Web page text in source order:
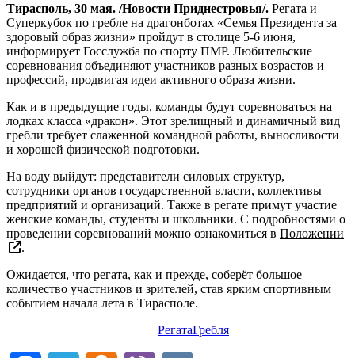
Тирасполь, 30 мая. /Новости Приднестровья/. Регата и
Суперкубок по гребле на драгонботах «Семья Президента за
здоровый образ жизни» пройдут в столице 5-6 июня,
информирует Госслужба по спорту ПМР. Любительские
соревнования объединяют участников разных возрастов и
профессий, продвигая идеи активного образа жизни.
Как и в предыдущие годы, команды будут соревноваться на
лодках класса «дракон». Этот зрелищный и динамичный вид
гребли требует слаженной командной работы, выносливости
и хорошей физической подготовки.
На воду выйдут: представители силовых структур,
сотрудники органов государственной власти, коллективы
предприятий и организаций. Также в регате примут участие
женские команды, студенты и школьники. С подробностями о
проведении соревнований можно ознакомиться в Положении
.
Ожидается, что регата, как и прежде, соберёт большое
количество участников и зрителей, став ярким спортивным
событием начала лета в Тирасполе.
РегатаГребля